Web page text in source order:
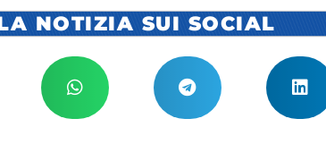
NOTIZIA SUI SOCIAL